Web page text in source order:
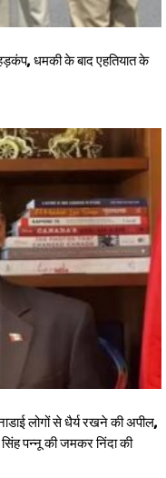
धमकी के बाद एहतियात के
लोगों से धैर्य रखने की अपील,
पन्नू की जमकर निंदा की